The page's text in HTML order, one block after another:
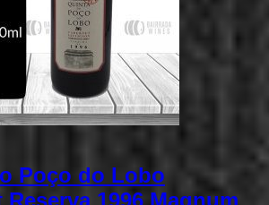
Poço do Lobo